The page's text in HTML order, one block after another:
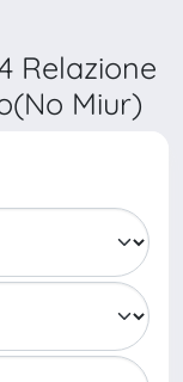
Relazione
Miur)